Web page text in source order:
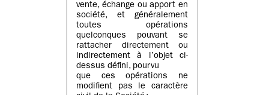
vente, échange ou apport en
société, et généralement
toutes opérations
quelconques pouvant se
rattacher directement ou
indirectement à l’objet ci-
dessus défini, pourvu
que ces opérations ne
modifient pas le caractère